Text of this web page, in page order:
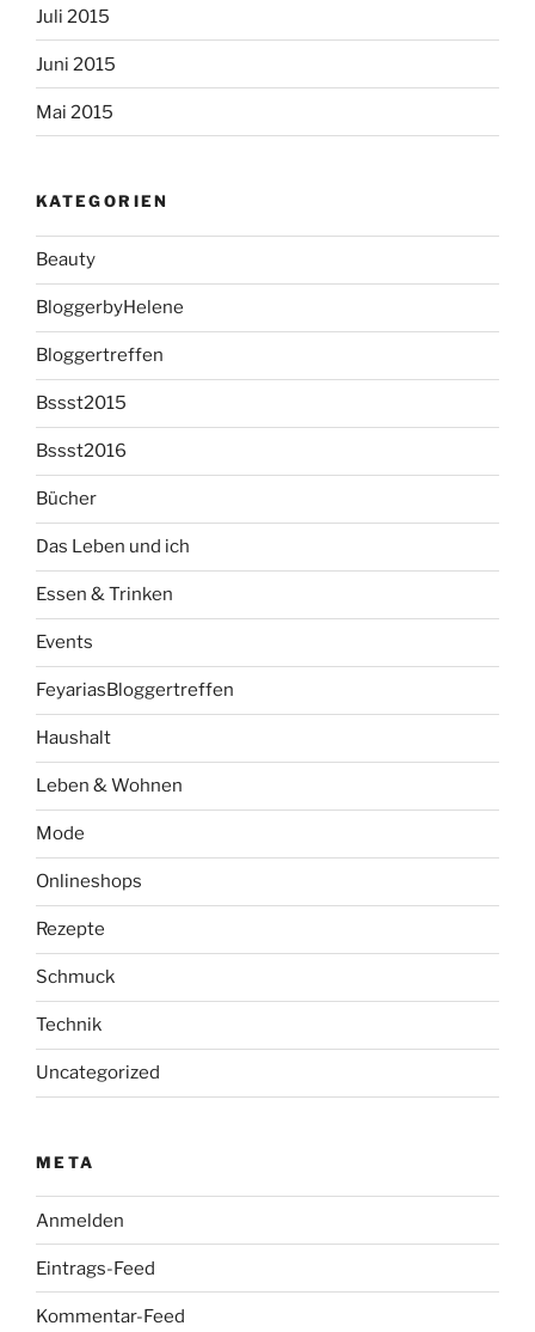
Juli 2015
Juni 2015
Mai 2015
KATEGORIEN
Beauty
BloggerbyHelene
Bloggertreffen
Bssst2015
Bssst2016
Bücher
Das Leben und ich
Essen & Trinken
Events
FeyariasBloggertreffen
Haushalt
Leben & Wohnen
Mode
Onlineshops
Rezepte
Schmuck
Technik
Uncategorized
META
Anmelden
Eintrags-Feed
Kommentar-Feed